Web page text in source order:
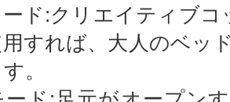
ド:クリエイティブコ
すれば、大人のベッ
。